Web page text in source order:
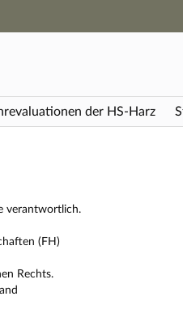
der HS-Harz
verantwortlich.
(FH)
Rechts.